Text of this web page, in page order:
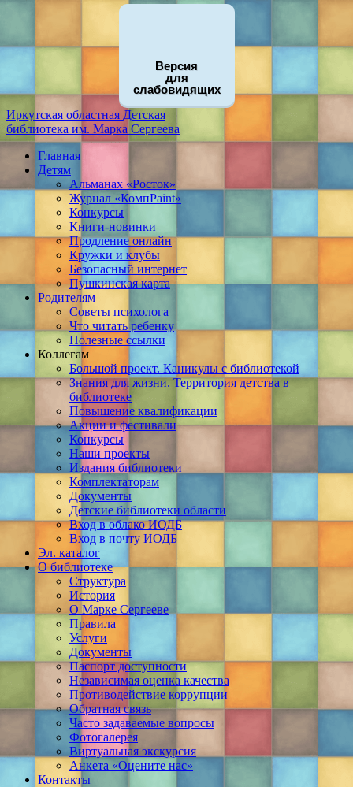
Версия
для
слабовидящих
Иркутская областная Детская
библиотека им. Марка Сергеева
Главная
Детям
Альманах «Росток»
Журнал «КомпPaint»
Конкурсы
Книги-новинки
Продление онлайн
Кружки и клубы
Безопасный интернет
Пушкинская карта
Родителям
Советы психолога
Что читать ребенку
Полезные ссылки
Коллегам
Большой проект. Каникулы с библиотекой
Знания для жизни. Территория детства в
библиотеке
Повышение квалификации
Акции и фестивали
Конкурсы
Наши проекты
Издания библиотеки
Комплектаторам
Документы
Детские библиотеки области
Вход в облако ИОДБ
Вход в почту ИОДБ
Эл. каталог
О библиотеке
Структура
История
О Марке Сергееве
Правила
Услуги
Документы
Паспорт доступности
Независимая оценка качества
Противодействие коррупции
Обратная связь
Часто задаваемые вопросы
Фотогалерея
Виртуальная экскурсия
Анкета «Оцените нас»
Контакты